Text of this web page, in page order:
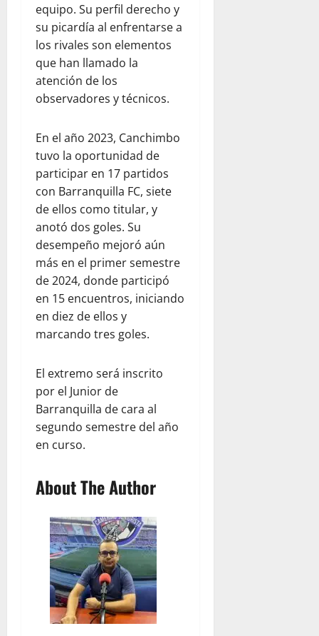
equipo. Su perfil derecho y
su picardía al enfrentarse a
los rivales son elementos
que han llamado la
atención de los
observadores y técnicos.
En el año 2023, Canchimbo
tuvo la oportunidad de
participar en 17 partidos
con Barranquilla FC, siete
de ellos como titular, y
anotó dos goles. Su
desempeño mejoró aún
más en el primer semestre
de 2024, donde participó
en 15 encuentros, iniciando
en diez de ellos y
marcando tres goles.
El extremo será inscrito
por el Junior de
Barranquilla de cara al
segundo semestre del año
en curso.
About The Author